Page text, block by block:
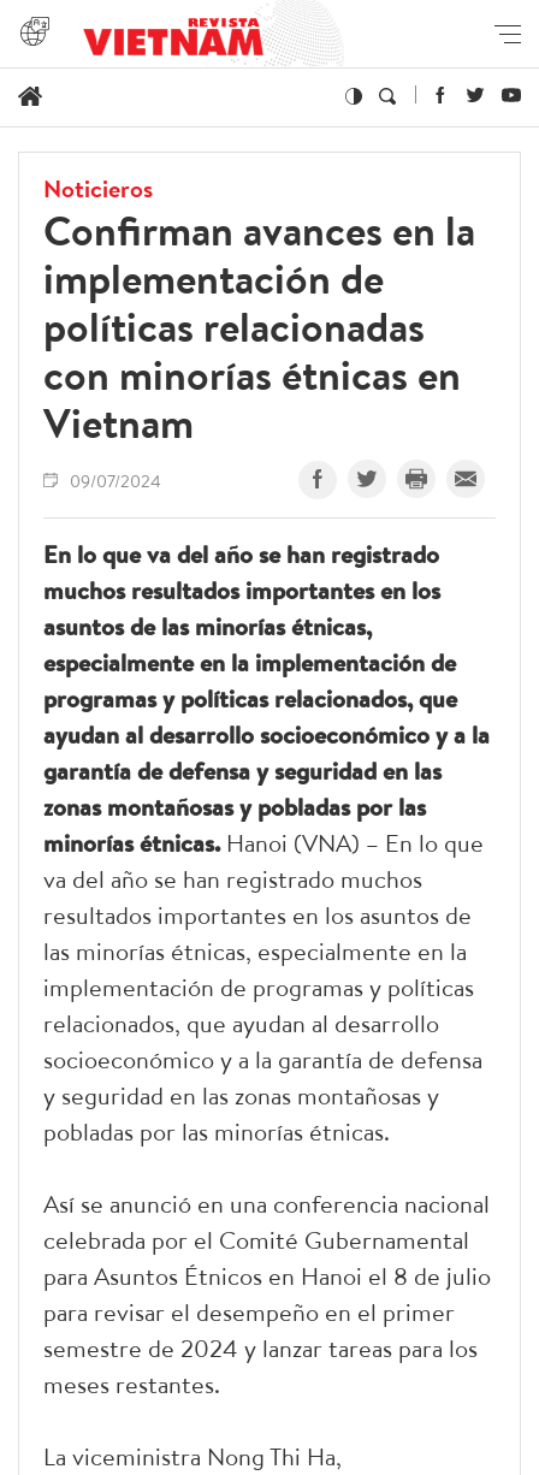
Noticieros
Confirman avances en la
implementación de
políticas relacionadas
con minorías étnicas en
Vietnam
09/07/2024
En lo que va del año se han registrado
muchos resultados importantes en los
asuntos de las minorías étnicas,
especialmente en la implementación de
programas y políticas relacionados, que
ayudan al desarrollo socioeconómico y a la
garantía de defensa y seguridad en las
zonas montañosas y pobladas por las
minorías étnicas.Hanoi (VNA) – En lo que
va del año se han registrado muchos
resultados importantes en los asuntos de
las minorías étnicas, especialmente en la
implementación de programas y políticas
relacionados, que ayudan al desarrollo
socioeconómico y a la garantía de defensa
y seguridad en las zonas montañosas y
pobladas por las minorías étnicas.
Así se anunció en una conferencia nacional
celebrada por el Comité Gubernamental
para Asuntos Étnicos en Hanoi el 8 de julio
para revisar el desempeño en el primer
semestre de 2024 y lanzar tareas para los
meses restantes.
La viceministra Nong Thi Ha,